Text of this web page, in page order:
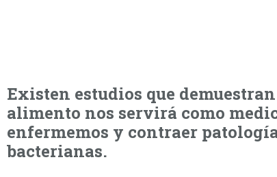
Existen estudios que
alimento nos servirá como
enfermemos y contraer
bacterianas.